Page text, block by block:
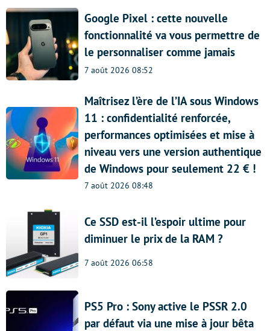
Google Pixel : cette nouvelle
fonctionnalité va vous permettre de
le personnaliser comme jamais
7 août 2026 08:52
Maîtrisez l’ère de l’IA sous Windows
11 : confidentialité renforcée,
performances optimisées et mise à
niveau vers une version authentique
de Windows pour seulement 22 € !
7 août 2026 08:48
Ce SSD est-il l’espoir ultime pour
diminuer le prix de la RAM ?
7 août 2026 06:58
PS5 Pro : Sony active le PSSR 2.0
par défaut via une mise à jour bêta